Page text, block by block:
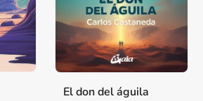
El don del águila